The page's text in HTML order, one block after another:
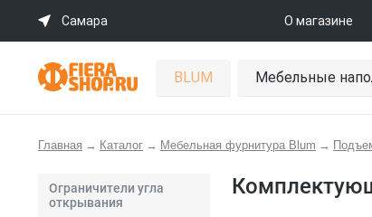
Самара О магазине
BLUM Мебельные
Главная → Каталог → Мебельная фурнитура Blum →
Ограничители угла
открывания